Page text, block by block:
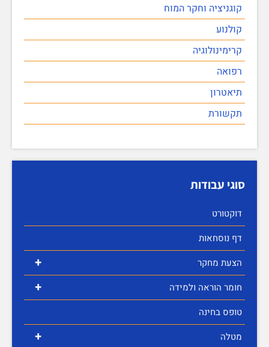
קוגניציה וחקר המוח
קולנוע
קרימינולוגיה
רפואה
תיאטרון
תקשורת
סוגי עבודות
דוקטורט
דף נוסחאות
+ הצעת מחקר
+
חומר הוראה ולמידה
טופס בחינה
+ מטלה